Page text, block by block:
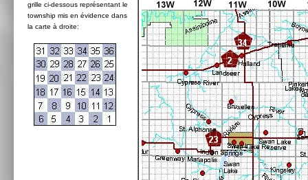
grille ci-dessous représentant le
township mis en évidence dans
la carte à droite: